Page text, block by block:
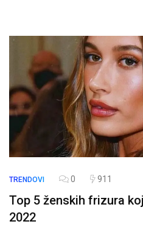
TRENDOVI 0 911
Top 5 ženskih frizura
2022